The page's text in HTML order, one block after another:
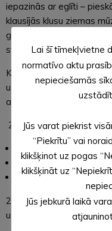
iepazinās ar eglīti –
klausījās klusu ziemas
gaismiņas, krāsojām,
svētku materiāliem.
Katru rītu Adventes laikā
uzdevumus, klausījās
ar prieku gaidot svētku
Ziemassvētku laikā bērni
būt mierā,
priecāties par kopā
22. decembrī svinot
uz Rūķu darbnīcām.
Lai šī tīmekļvietne
normatīvo aktu
nepieciešamās
Jūs varat piekrist
“Piekrītu” vai
klikšķinot uz pogas
klikšķināt uz
Jūs jebkurā laikā